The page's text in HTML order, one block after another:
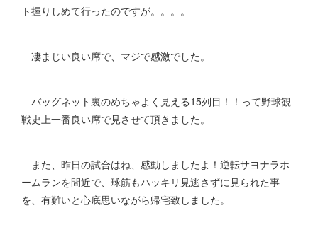
ト握りしめて行ったのですが。。。。
凄まじい良い席で、マジで感激でした。
バッグネット裏のめちゃよく見える15列目！！って野球観
戦史上一番良い席で見させて頂きました。
また、昨日の試合はね、感動しましたよ！逆転サヨナラホ
ームランを間近で、球筋もハッキリ見逃さずに見られた事
を、有難いと心底思いながら帰宅致しました。